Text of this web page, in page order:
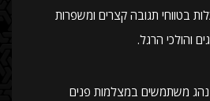
בטווחי תגובה קצרים ומשפרות
והולכי הרגל.
נהג משתמשים במצלמות פנים